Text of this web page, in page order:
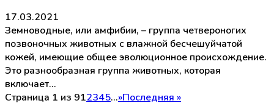
17.03.2021
Земноводные, или амфибии, – группа четвероногих
позвоночных животных с влажной бесчешуйчатой
кожей, имеющие общее эволюционное происхождение.
Это разнообразная группа животных, которая
включает…
Страница 1 из 912345...»Последняя »